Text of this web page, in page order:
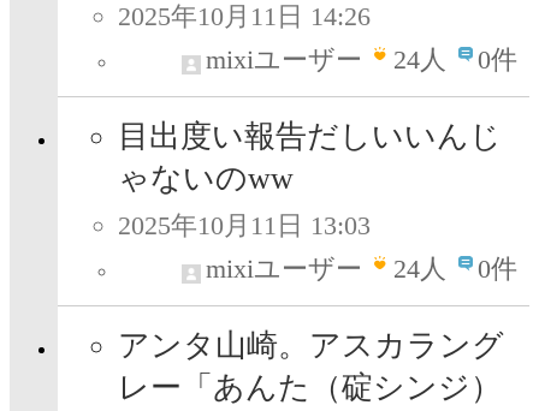
2025年10月11日 14:26
mixiユーザー
24人 0件
目出度い報告だしいいんじ
ゃないのww
2025年10月11日 13:03
mixiユーザー
24人 0件
アンタ山崎。アスカラング
レー「あんた（碇シンジ）